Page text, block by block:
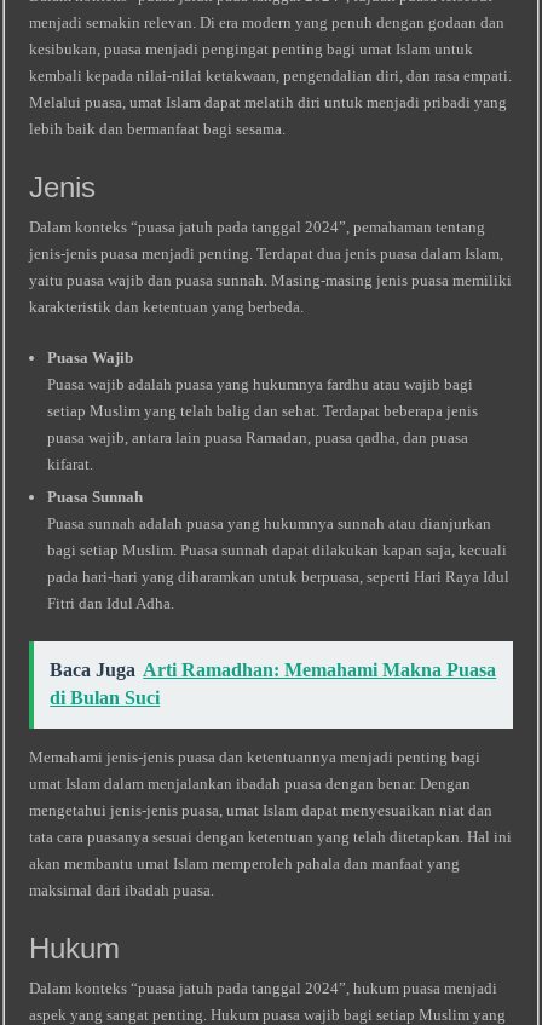
menjadi semakin relevan. Di era modern yang penuh dengan godaan dan
kesibukan, puasa menjadi pengingat penting bagi umat Islam untuk
kembali kepada nilai-nilai ketakwaan, pengendalian diri, dan rasa empati.
Melalui puasa, umat Islam dapat melatih diri untuk menjadi pribadi yang
lebih baik dan bermanfaat bagi sesama.
Jenis
Dalam konteks “puasa jatuh pada tanggal 2024”, pemahaman tentang
jenis-jenis puasa menjadi penting. Terdapat dua jenis puasa dalam Islam,
yaitu puasa wajib dan puasa sunnah. Masing-masing jenis puasa memiliki
karakteristik dan ketentuan yang berbeda.
Puasa Wajib
Puasa wajib adalah puasa yang hukumnya fardhu atau wajib bagi
setiap Muslim yang telah balig dan sehat. Terdapat beberapa jenis
puasa wajib, antara lain puasa Ramadan, puasa qadha, dan puasa
kifarat.
Puasa Sunnah
Puasa sunnah adalah puasa yang hukumnya sunnah atau dianjurkan
bagi setiap Muslim. Puasa sunnah dapat dilakukan kapan saja, kecuali
pada hari-hari yang diharamkan untuk berpuasa, seperti Hari Raya Idul
Fitri dan Idul Adha.
Baca Juga Arti Ramadhan: Memahami Makna Puasa
di Bulan Suci
Memahami jenis-jenis puasa dan ketentuannya menjadi penting bagi
umat Islam dalam menjalankan ibadah puasa dengan benar. Dengan
mengetahui jenis-jenis puasa, umat Islam dapat menyesuaikan niat dan
tata cara puasanya sesuai dengan ketentuan yang telah ditetapkan. Hal ini
akan membantu umat Islam memperoleh pahala dan manfaat yang
maksimal dari ibadah puasa.
Hukum
Dalam konteks “puasa jatuh pada tanggal 2024”, hukum puasa menjadi
aspek yang sangat penting. Hukum puasa wajib bagi setiap Muslim yang